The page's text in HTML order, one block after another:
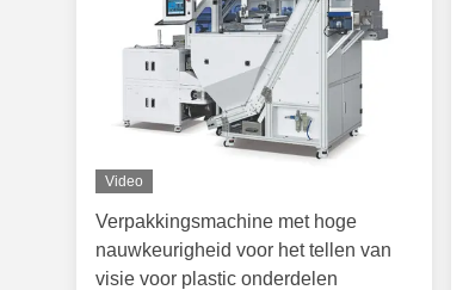
Video
Verpakkingsmachine met hoge
nauwkeurigheid voor het tellen van
visie voor plastic onderdelen